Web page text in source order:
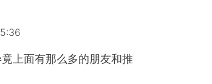
上面有那么多的朋友和推